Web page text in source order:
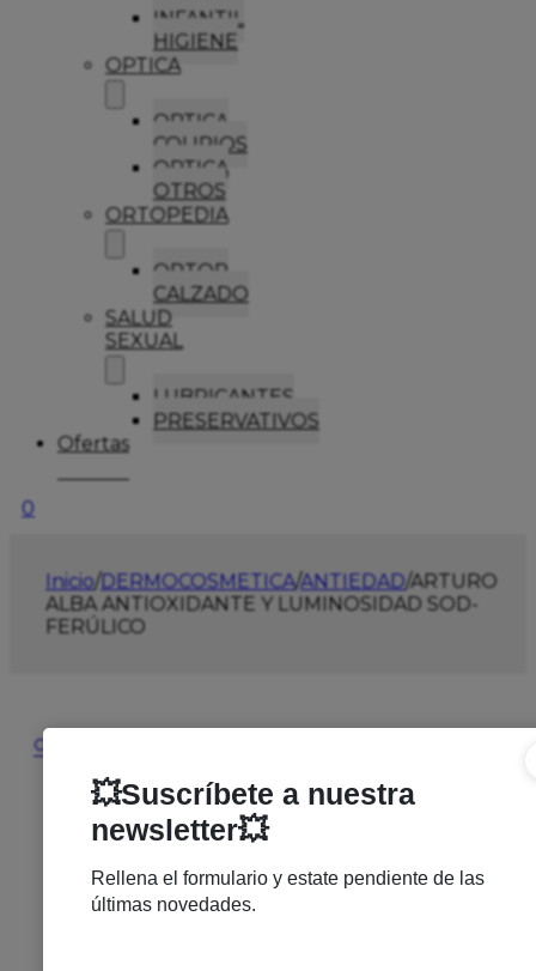
INFANTIL
HIGIENE
OPTICA
OPTICA
COLIRIOS
OPTICA
OTROS
ORTOPEDIA
ORTOP
CALZADO
SALUD
SEXUAL
LUBRICANTES
PRESERVATIVOS
Ofertas
0
Inicio/DERMOCOSMETICA/ANTIEDAD/ARTURO
ALBA ANTIOXIDANTE Y LUMINOSIDAD SOD-
FERÚLICO
🔍